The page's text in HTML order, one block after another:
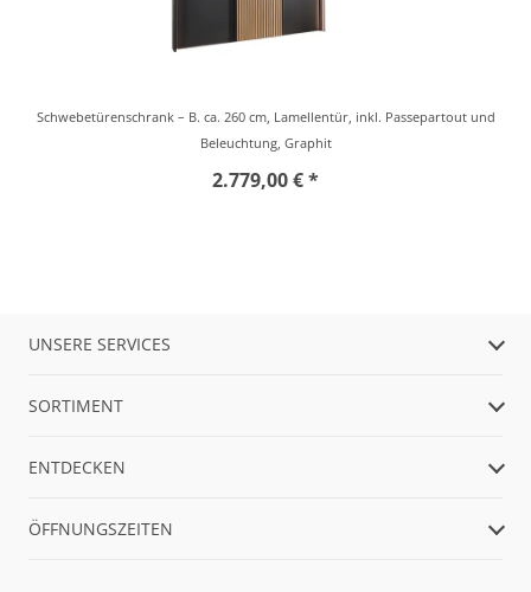
Schwebetürenschrank – B. ca. 260 cm, Lamellentür, inkl. Passepartout und
Beleuchtung, Graphit
2.779,00 € *
UNSERE SERVICES
SORTIMENT
ENTDECKEN
ÖFFNUNGSZEITEN